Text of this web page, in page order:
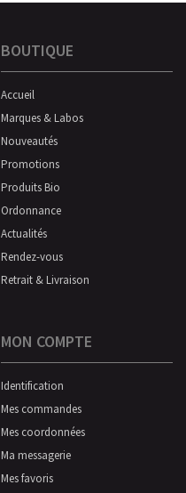
BOUTIQUE
Accueil
Marques & Labos
Nouveautés
Promotions
Produits Bio
Ordonnance
Actualités
Rendez-vous
Retrait & Livraison
MON COMPTE
Identification
Mes commandes
Mes coordonnées
Ma messagerie
Mes favoris